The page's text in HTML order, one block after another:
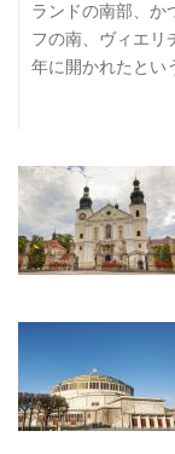
ランドの南部、か
フの南、ヴィエリ
年に開かれたとい